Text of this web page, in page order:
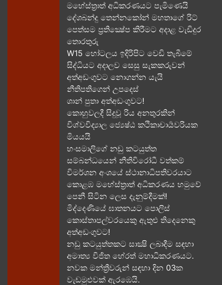
මහේස්ත්‍රාත් අධිකරණයට පැමිණෙයි
දේශබන්දු තෙන්නකෝන් මහතාගේ රිට්
පෙත්සම ප්‍රතික්‍ෂේප කිරීමට අදාළ වැඩිදුර
තොරතුරු
W15 හෝටලය ඉදිරිපිට වෙඩි තැබීමේ
සිද්ධියට අදාලව​ සෙසු සැකකරුවන්
අත්අඩංගුවට නොගන්න යැයි
නීතිපතිගෙන් උපදෙස්
ශාන් පුතා අත්අඩංගුවට!
කොහුවලදී සිදුවූ රිය අනතුරකින්
විශ්වවිද්‍යාල ජ්‍යෙෂ්ඨ කථිකාචාර්‍යවරියක
මියයයි
හංසමාලිගේ නඩු කටයුත්ත
සම්බන්ධයෙන් නීතිවිරෝධී වත්කම්
විමර්ශන අංශයේ ස්ථානාධිපතිවරයාට
කොළඹ මහේස්ත්‍රාත් අධිකරණය හමුවේ
පෙනී සිටින ලෙස දැනුම්දීමක්!
මිද්දෙණියේ ඝාතනයට පොලිස්
කොස්තාපල්වරයෙකු ඇතුළු තිදෙනෙකු
අත්අඩංගුවට​!
නඩු කටයුත්තකට සාක්‍ෂි ලබාදීම සඳහා
අමාත්‍ය විජිත හේරත් මහාධිකරණයට​.
නවක මන්ත්‍රීවරුන් සඳහා දින 03ක
වැඩමුළුවක් ඇරඹෙයි.